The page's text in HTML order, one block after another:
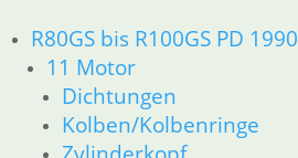
R80GS bis R100GS PD 1990
11 Motor
Dichtungen
Kolben/Kolbenringe